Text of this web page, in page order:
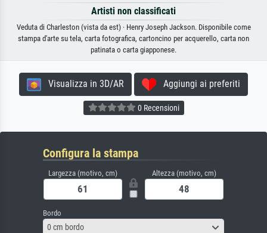
Artisti non classificati
Veduta di Charleston (vista da est) · Henry Joseph Jackson. Disponibile come
stampa d'arte su tela, carta fotografica, cartoncino per acquerello, carta non
patinata o carta giapponese.
Visualizza in 3D/AR Aggiungi ai preferiti
0 Recensioni
Configura la stampa
Largezza (motivo, cm) Altezza (motivo, cm)
Bordo
0 cm bordo